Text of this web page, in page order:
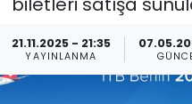
21.11.2025 - 21:35
YAYINLANMA
Sağlık
Spor
Spor
Teknoloji